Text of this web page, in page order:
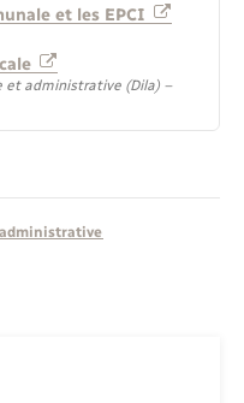
et les EPCI
et administrative (Dila) –